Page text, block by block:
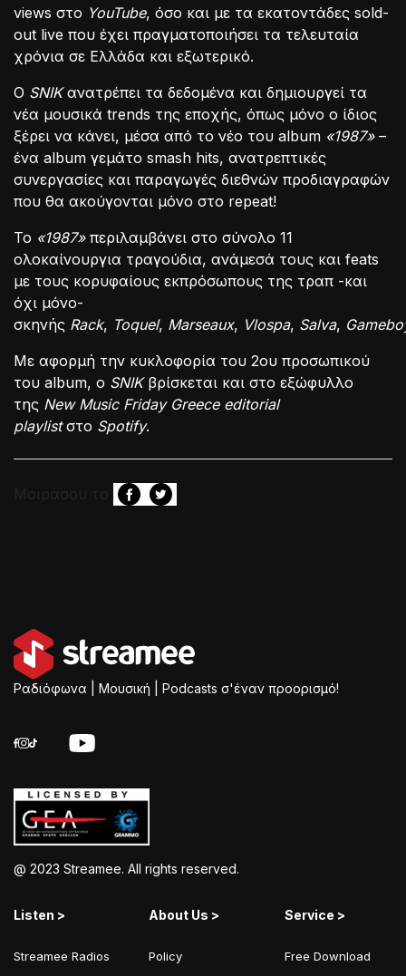
views στο YouTube, όσο και με τα εκατοντάδες sold-
out live που έχει πραγματοποιήσει τα τελευταία
χρόνια σε Ελλάδα και εξωτερικό.
O SNIKανατρέπει τα δεδομένα και δημιουργεί τα
νέα μουσικά trends της εποχής, όπως μόνο ο ίδιος
ξέρει να κάνει, μέσα από το νέο του album «1987»–
ένα album γεμάτο smash hits, ανατρεπτικές
συνεργασίες και παραγωγές διεθνών προδιαγραφών
που θα ακούγονται μόνο στο repeat!
Το «1987»περιλαμβάνει στο σύνολο 11
ολοκαίνουργια τραγούδια, ανάμεσά τους και feats
με τους κορυφαίους εκπρόσωπους της τραπ -και
όχι μόνο-
σκηνής Rack, Toquel, Marseaux, Vlospa, Salva,
Με αφορμή την κυκλοφορία του 2ου προσωπικού
του album, ο SNIKβρίσκεται και στο εξώφυλλο
της New Music Friday Greece editorial
playlistστο Spotify.
Μοιράσου το
Ραδιόφωνα | Μουσική | Podcasts σ'έναν προορισμό!
@ 2023 Streamee. All rights reserved.
Listen >
Streamee Radios
About Us >
Policy
Service >
Free Download